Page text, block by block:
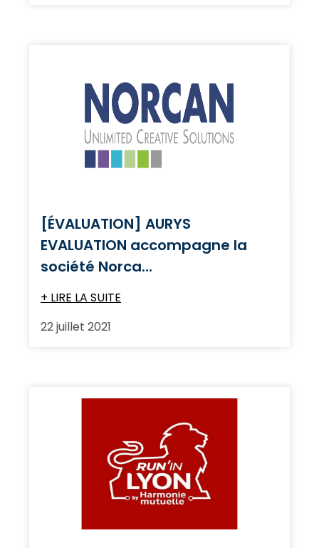
[ÉVALUATION] AURYS
EVALUATION accompagne la
société Norca...
+ LIRE LA SUITE
22 juillet 2021